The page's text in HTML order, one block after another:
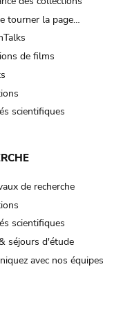
tourner la page…
de films
scientifiques
de recherche
scientifiques
séjours d'étude
avec nos équipes